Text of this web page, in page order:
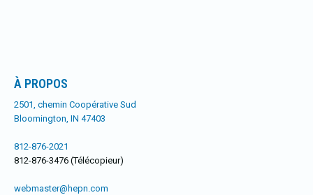
À PROPOS
2501, chemin Coopérative Sud
Bloomington, IN 47403
812-876-2021
812-876-3476 (Télécopieur)
webmaster@hepn.com